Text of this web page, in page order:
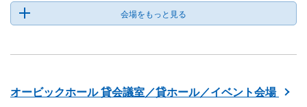
会場をもっと見る
オービックホール 貸会議室／貸ホール／イベント会場